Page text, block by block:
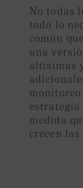
No todas
todo lo
común
una
altísimas
estrategia
medida
crecen